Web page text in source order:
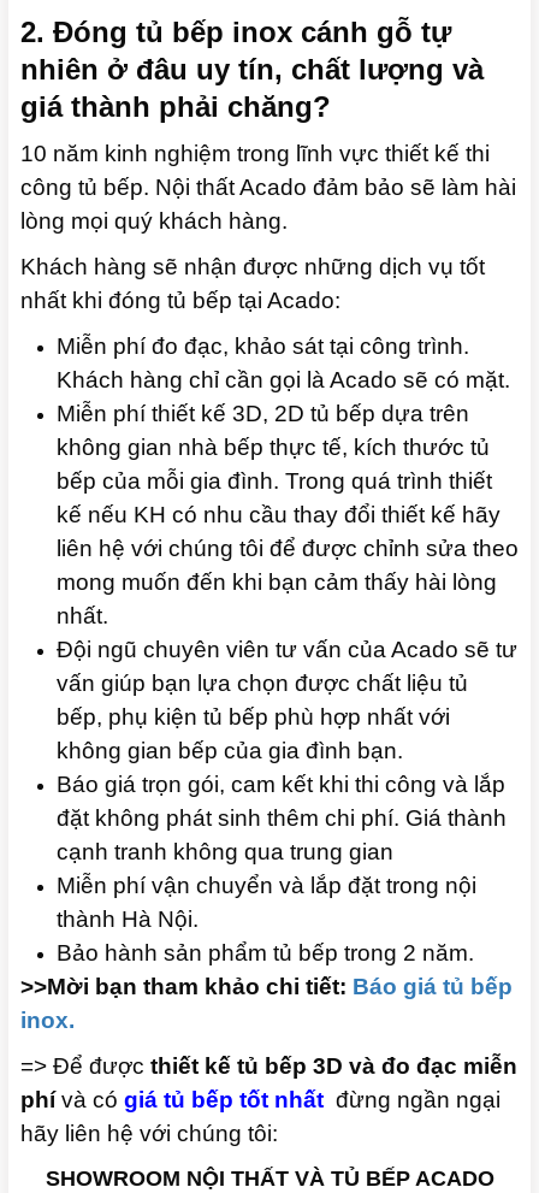
2. Đóng tủ bếp inox cánh gỗ tự
nhiên ở đâu uy tín, chất lượng và
giá thành phải chăng?
10 năm kinh nghiệm trong lĩnh vực thiết kế thi
công tủ bếp. Nội thất Acado đảm bảo sẽ làm hài
lòng mọi quý khách hàng.
Khách hàng sẽ nhận được những dịch vụ tốt
nhất khi đóng tủ bếp tại Acado:
Miễn phí đo đạc, khảo sát tại công trình.
Khách hàng chỉ cần gọi là Acado sẽ có mặt.
Miễn phí thiết kế 3D, 2D tủ bếp dựa trên
không gian nhà bếp thực tế, kích thước tủ
bếp của mỗi gia đình. Trong quá trình thiết
kế nếu KH có nhu cầu thay đổi thiết kế hãy
liên hệ với chúng tôi để được chỉnh sửa theo
mong muốn đến khi bạn cảm thấy hài lòng
nhất.
Đội ngũ chuyên viên tư vấn của Acado sẽ tư
vấn giúp bạn lựa chọn được chất liệu tủ
bếp, phụ kiện tủ bếp phù hợp nhất với
không gian bếp của gia đình bạn.
Báo giá trọn gói, cam kết khi thi công và lắp
đặt không phát sinh thêm chi phí. Giá thành
cạnh tranh không qua trung gian
Miễn phí vận chuyển và lắp đặt trong nội
thành Hà Nội.
Bảo hành sản phẩm tủ bếp trong 2 năm.
>>Mời bạn tham khảo chi tiết: Báo giá tủ bếp
inox.
=> Để được thiết kế tủ bếp 3D và đo đạc miễn
phívà có giá tủ bếp tốt nhất đừng ngần ngại
hãy liên hệ với chúng tôi:
SHOWROOM NỘI THẤT VÀ TỦ BẾP ACADO